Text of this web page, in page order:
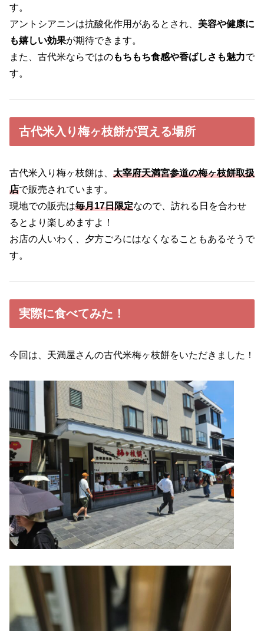
す。
アントシアニンは抗酸化作用があるとされ、 美容や健康に
も嬉しい効果が期待できます。
また、古代米ならではのもちもち食感や香ばしさも魅力で
す。
古代米入り梅ヶ枝餅が買える場所
古代米入り梅ヶ枝餅は、 太宰府天満宮参道の梅ヶ枝餅取扱
店で販売されています。
現地での販売は毎月17日限定なので、訪れる日を合わせ
るとより楽しめますよ！
お店の人いわく、夕方ごろにはなくなることもあるそうで
す。
実際に食べてみた！
今回は、天満屋さんの古代米梅ヶ枝餅をいただきました！